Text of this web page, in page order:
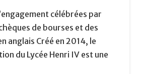
célébrées par
de bourses et des
anglais Créé en 2014, le
du Lycée Henri IV est une